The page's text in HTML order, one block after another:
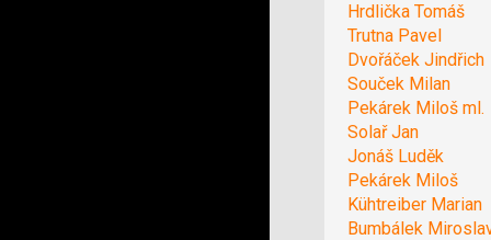
Hrdlička Tomáš
Trutna Pavel
Dvořáček Jindřich
Souček Milan
Pekárek Miloš ml.
Solař Jan
Jonáš Luděk
Pekárek Miloš
Kühtreiber Marian
Bumbálek